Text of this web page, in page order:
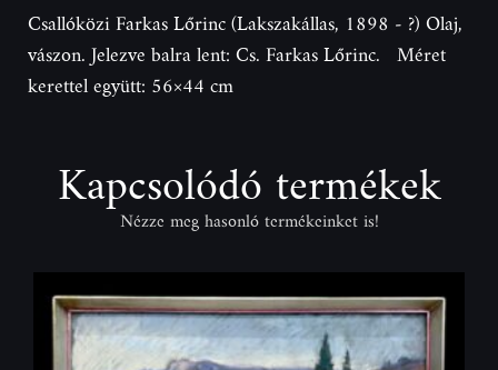
Csallóközi Farkas Lőrinc (Lakszakállas, 1898 - ?) Olaj,
vászon. Jelezve balra lent: Cs. Farkas Lőrinc. Méret
kerettel együtt: 56×44 cm
Kapcsolódó termékek
Nézze meg hasonló termékeinket is!